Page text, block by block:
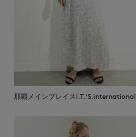
那覇メインプレイスI.T.'S.international